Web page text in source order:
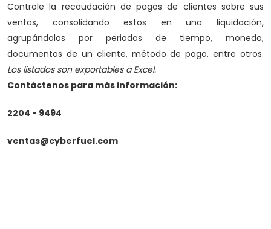
Controle la recaudación de pagos de clientes sobre sus
ventas, consolidando estos en una liquidación,
agrupándolos por periodos de tiempo, moneda,
documentos de un cliente, método de pago, entre otros.
Los listados son exportables a Excel.
Contáctenos para más información:
2204 - 9494
ventas@cyberfuel.com